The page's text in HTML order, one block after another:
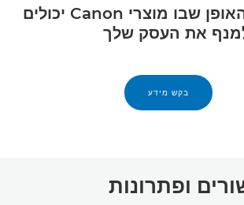
גלה עוד על האופן שבו מוצרי Canon יכולים
את העסק שלך
בקש מידע
ופתרונות